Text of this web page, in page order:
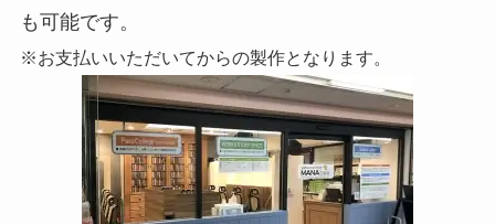
も可能です。
※お支払いいただいてからの製作となります。